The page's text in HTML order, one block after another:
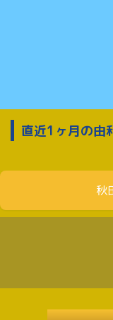
直近1ヶ月の由
秋